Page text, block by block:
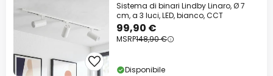
Sistema di binari Lindby Linaro, Ø 7
cm, a 3 luci, LED, bianco, CCT
99,90 €
MSRP148,90 €
Disponibile